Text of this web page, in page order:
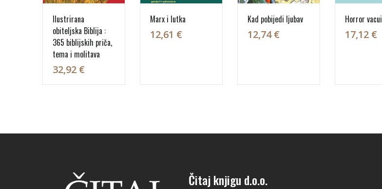
Ilustrirana
obiteljska Biblija :
365 biblijskih priča,
tema i molitava
32,92 €
Marx i lutka
12,61 €
Kad pobijedi ljubav
12,74 €
Horror vacui
17,12 €
Čitaj knjigu d.o.o.